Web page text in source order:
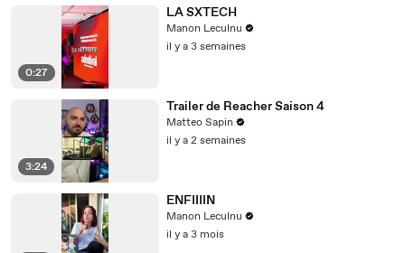
0:27
LA SXTECH
Manon Leculnu
il y a 3 semaines
3:24
Trailer de Reacher Saison 4
Matteo Sapin
il y a 2 semaines
ENFIIIIN
Manon Leculnu
il y a 3 mois